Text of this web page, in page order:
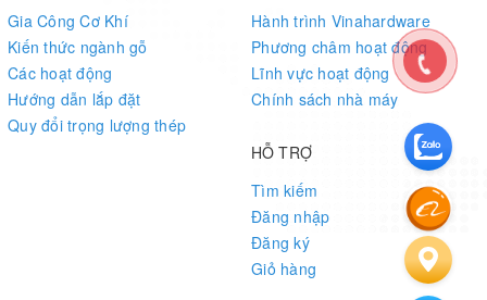
Gia Công Cơ Khí
Kiến thức ngành gỗ
Các hoạt động
Hướng dẫn lắp đặt
Quy đổi trọng lượng thép
Hành trình Vinahardware
Phương châm hoạt động
Lĩnh vực hoạt động
Chính sách nhà máy
HỖ TRỢ
Tìm kiếm
Đăng nhập
Đăng ký
Giỏ hàng